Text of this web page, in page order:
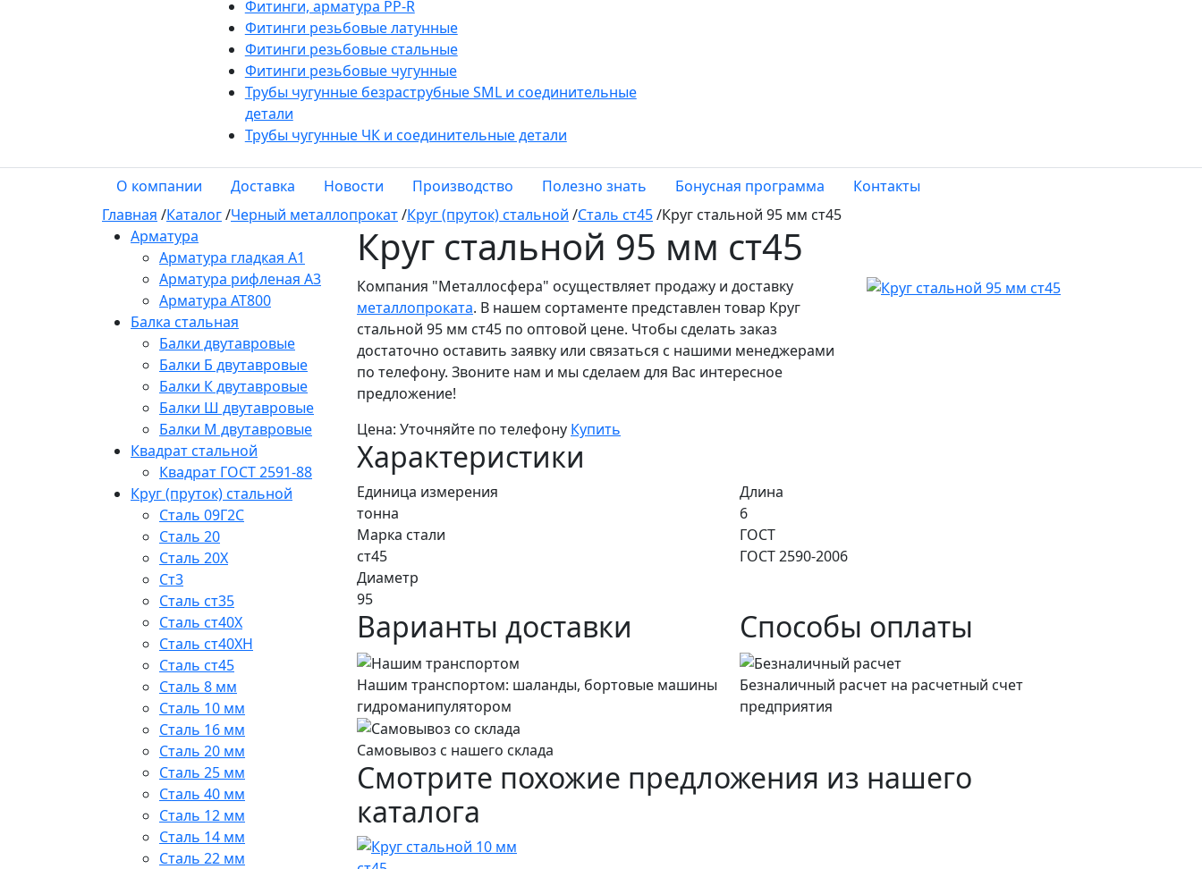
Фитинги, арматура PP-R
Фитинги резьбовые латунные
Фитинги резьбовые стальные
Фитинги резьбовые чугунные
Трубы чугунные безраструбные SML и соединительные
детали
Трубы чугунные ЧК и соединительные детали
О компании Доставка Новости Производство Полезно знать Бонусная программа
Контакты
Главная /Каталог/Черный металлопрокат/Круг (пруток) стальной /Сталь ст45/Круг стальной 95 мм ст45
Арматура
Арматура гладкая А1
Арматура рифленая А3
Арматура АТ800
Балка стальная
Балки двутавровые
Балки Б двутавровые
Балки К двутавровые
Балки Ш двутавровые
Балки М двутавровые
Квадрат стальной
Квадрат ГОСТ 2591-88
Круг (пруток) стальной
Сталь 09Г2С
Сталь 20
Сталь 20Х
Ст3
Сталь ст35
Сталь ст40Х
Сталь ст40ХН
Сталь ст45
Сталь 8 мм
Сталь 10 мм
Сталь 16 мм
Сталь 20 мм
Сталь 25 мм
Сталь 40 мм
Сталь 12 мм
Сталь 14 мм
Сталь 22 мм
Круг стальной 95 мм ст45
Компания "Металлосфера" осуществляет продажу и доставку
металлопроката. В нашем сортаменте представлен товар Круг
стальной 95 мм ст45 по оптовой цене. Чтобы сделать заказ
достаточно оставить заявку или связаться с нашими менеджерами
по телефону. Звоните нам и мы сделаем для Вас интересное
предложение!
Цена: Уточняйте по телефону Купить
Характеристики
Единица измерения
тонна
Марка стали
ст45
Диаметр
95
Длина
6
ГОСТ
ГОСТ 2590-2006
Варианты доставки
Нашим транспортом: шаланды, бортовые машины
гидроманипулятором
Самовывоз с нашего склада
Способы оплаты
Безналичный расчет на расчетный счет
предприятия
Смотрите похожие предложения из нашего
каталога